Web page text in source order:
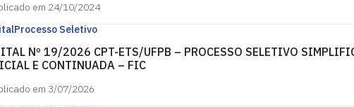
em 24/10/2024
Processo Seletivo
Nº 19/2026 CPT-ETS/UFPB – PROCESSO SELETIVO
E CONTINUADA – FIC
em 3/07/2026